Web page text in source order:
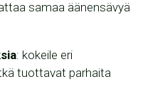
samaa äänensävyä
: kokeile eri
tuottavat parhaita